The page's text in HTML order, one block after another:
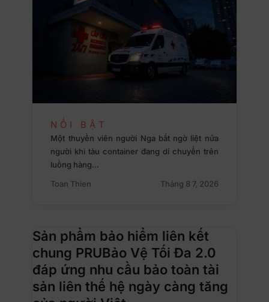
NỔI BẬT
Một thuyền viên người Nga bất ngờ liệt nửa
người khi tàu container đang di chuyển trên
luồng hàng…
Toan Thien
Tháng 8 7, 2026
Sản phẩm bảo hiểm liên kết
chung PRUBảo Vệ Tối Đa 2.0
đáp ứng nhu cầu bảo toàn tài
sản liên thế hệ ngày càng tăng